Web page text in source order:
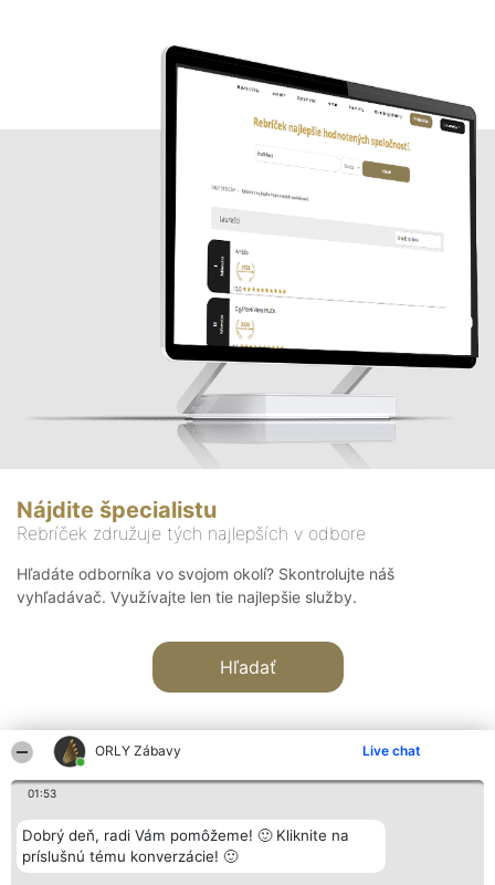
ORLY Zábavy Live chat
01:53
Dobrý deň, radi Vám pomôžeme! 🙂 Kliknite na
príslušnú tému konverzácie! 🙂
Nájdite špecialistu
Rebríček združuje tých najlepších v odbore
Hľadáte odborníka vo svojom okolí? Skontrolujte náš
vyhľadávač. Využívajte len tie najlepšie služby.
Hľadať
Organizátor hodnotenia
Bright Side Solutions sp. z o.
o. sp. k.
Hodnotenie
Laureáti
Lista
Kontakt
Kontakt